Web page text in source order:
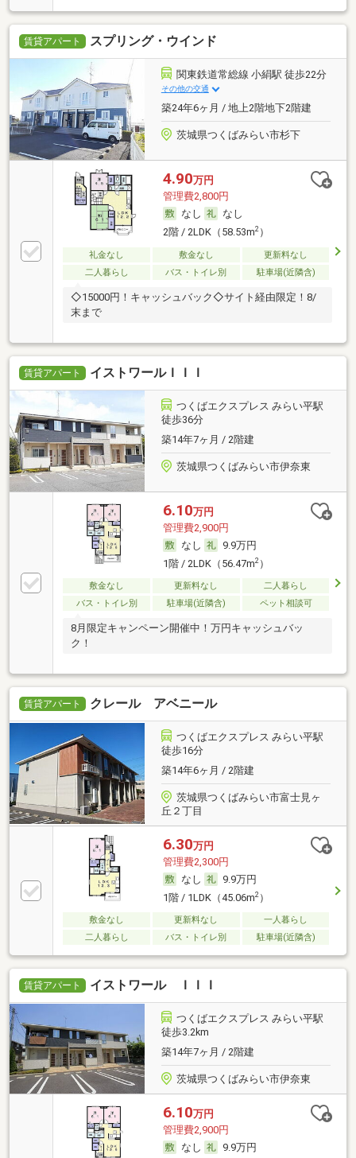
賃貸アパート スプリング・ウインド
関東鉄道常総線 小絹駅 徒歩22分
その他の交通
築24年6ヶ月 / 地上2階地下2階建
茨城県つくばみらい市杉下
4.90万円
管理費2,800円
なし
なし
2階 / 2LDK（58.53m2）
礼金なし 敷金なし
更新料なし
二人暮らし
バス・トイレ別 駐車場(近隣含)
◇15000円！キャッシュバック◇サイト経由限定！8/
末まで
賃貸アパート イストワールＩＩＩ
つくばエクスプレス みらい平駅
徒歩36分
築14年7ヶ月 / 2階建
茨城県つくばみらい市伊奈東
6.10万円
管理費2,900円
なし
9.9万円
1階 / 2LDK（56.47m2）
敷金なし 更新料なし
二人暮らし
バス・トイレ別
駐車場(近隣含) ペット相談可
8月限定キャンペーン開催中！万円キャッシュバッ
ク！
賃貸アパート クレール アベニール
つくばエクスプレス みらい平駅
徒歩16分
築14年6ヶ月 / 2階建
茨城県つくばみらい市富士見ヶ
丘２丁目
6.30万円
管理費2,300円
なし
9.9万円
1階 / 1LDK（45.06m2）
敷金なし 更新料なし
一人暮らし
二人暮らし
バス・トイレ別 駐車場(近隣含)
賃貸アパート イストワール ＩＩＩ
つくばエクスプレス みらい平駅
徒歩3.2km
築14年7ヶ月 / 2階建
茨城県つくばみらい市伊奈東
6.10万円
管理費2,900円
なし
9.9万円